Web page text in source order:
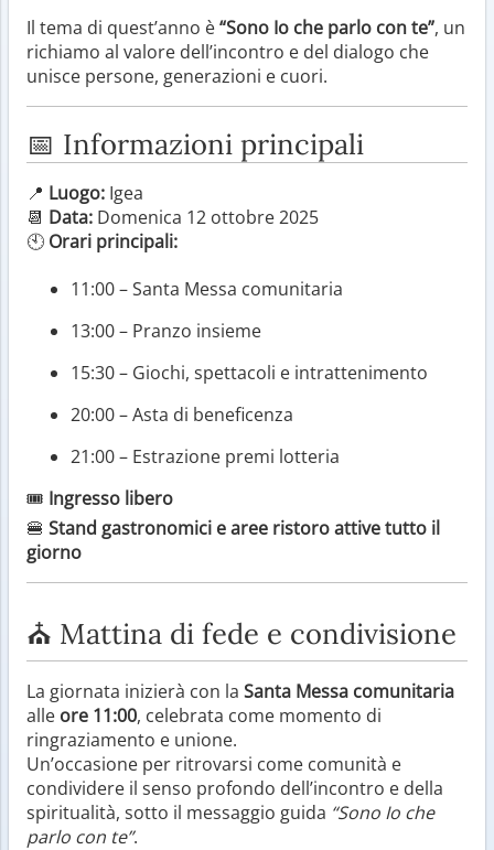
Il tema di quest’anno è“Sono Io che parlo con te”, un
richiamo al valore dell’incontro e del dialogo che
unisce persone, generazioni e cuori.
📅 Informazioni principali
📍 Luogo: Igea
📆 Data: Domenica 12 ottobre 2025
🕙 Orari principali:
11:00 – Santa Messa comunitaria
13:00 – Pranzo insieme
15:30 – Giochi, spettacoli e intrattenimento
20:00 – Asta di beneficenza
21:00 – Estrazione premi lotteria
🎟 Ingresso libero
🍔 Stand gastronomici e aree ristoro attive tutto il
giorno
⛪ Mattina di fede e condivisione
La giornata inizierà con la Santa Messa comunitaria
alle ore 11:00, celebrata come momento di
ringraziamento e unione.
Un’occasione per ritrovarsi come comunità e
condividere il senso profondo dell’incontro e della
spiritualità, sotto il messaggio guida “Sono Io che
parlo con te”.